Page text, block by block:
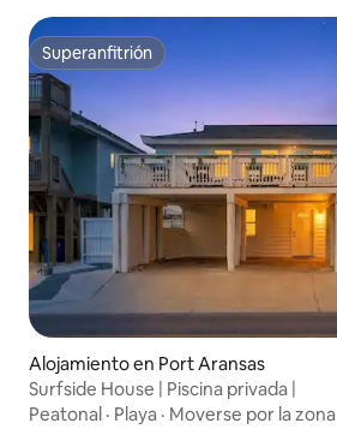
Superanfitrión
Superanfitrión
Alojamiento en Port Aransas
Surfside House | Piscina privada |
Peatonal · Playa · Moverse por la zona